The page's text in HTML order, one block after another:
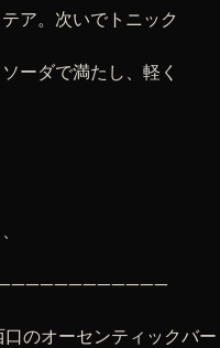
ア。次いでトニック
ーダで満たし、軽く
口のオーセンティックバー